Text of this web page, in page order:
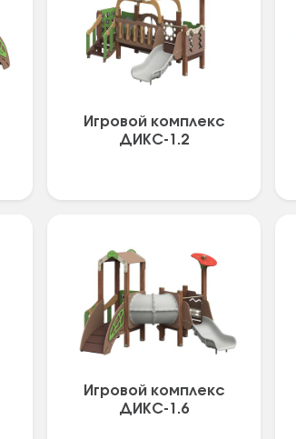
Игровой комплекс
ДИКС-1.2
Игровой комплекс
ДИКС-1.6